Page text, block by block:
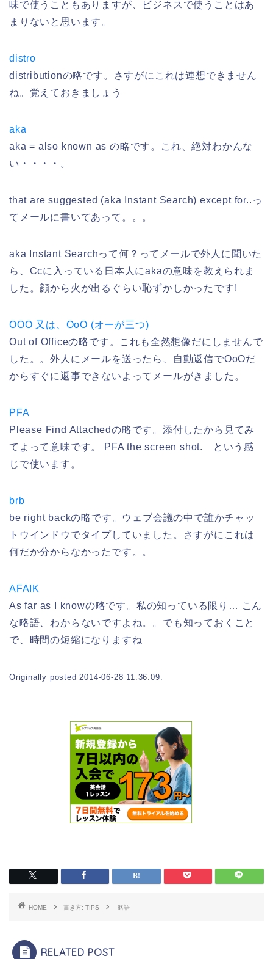
味で使うこともありますが、ビジネスで使うことはあ
まりないと思います。
distro
distributionの略です。さすがにこれは連想できません
ね。覚えておきましょう
aka
aka = also known as の略です。これ、絶対わかんな
い・・・・。
that are suggested (aka Instant Search) except for..っ
てメールに書いてあって。。。
aka Instant Searchって何？ってメールで外人に聞いた
ら、Ccに入っている日本人にakaの意味を教えられま
した。顔から火が出るぐらい恥ずかしかったです!
OOO 又は、OoO (オーが三つ)
Out of Officeの略です。これも全然想像だにしませんで
した。。外人にメールを送ったら、自動返信でOoOだ
からすぐに返事できないよってメールがきました。
PFA
Please Find Attachedの略です。添付したから見てみ
てよって意味です。 PFA the screen shot. という感
じで使います。
brb
be right backの略です。ウェブ会議の中で誰かチャッ
トウインドウでタイプしていました。さすがにこれは
何だか分からなかったです。。
AFAIK
As far as I knowの略です。私の知っている限り… こん
な略語、わからないですよね。。でも知っておくこと
で、時間の短縮になりますね
Originally posted 2014-06-28 11:36:09.
HOME 書き方: TIPS 略語
RELATED POST